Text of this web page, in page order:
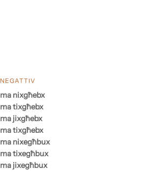
NEGATTIV
ma nixgħebx
ma tixgħebx
ma jixgħebx
ma tixgħebx
ma nixegħbux
ma tixegħbux
ma jixegħbux